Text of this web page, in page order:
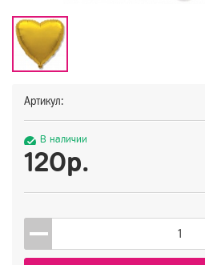
Артикул:
В наличии
120р.